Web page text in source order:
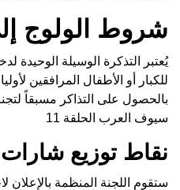
شروط الولوج
يُعتبر التذكرة الوسيلة الوحيدة
للكبار أو الأطفال المرافقين
بالحصول على التذاكر مسبقاً
سيوف العرب الحلقة 11
نقاط توزيع شارات
ستقوم اللجنة المنظمة بالإعلان